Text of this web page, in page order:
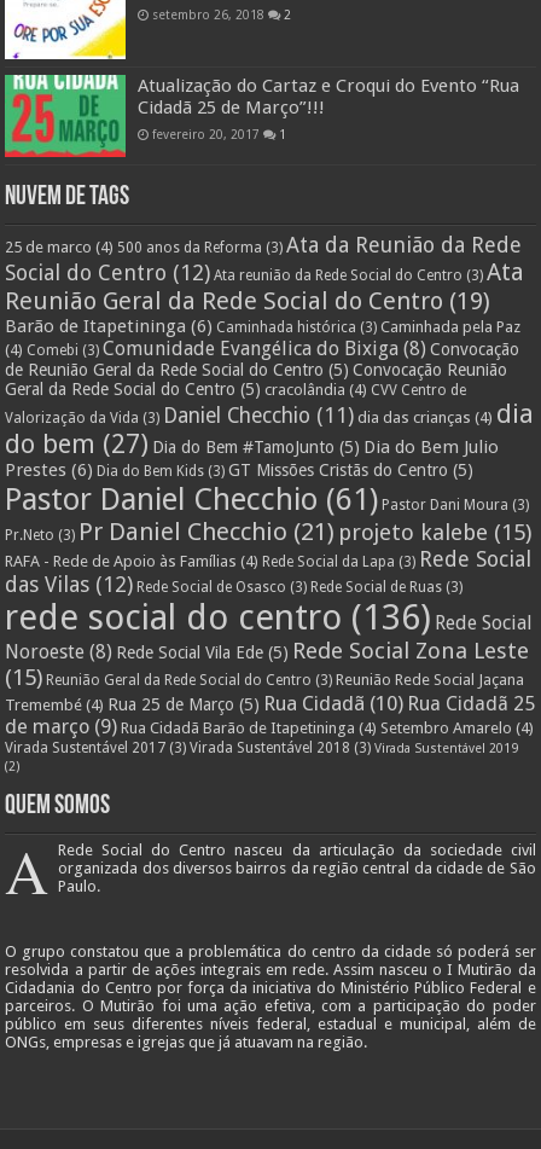
setembro 26, 2018 2
Atualização do Cartaz e Croqui do Evento “Rua
Cidadã 25 de Março”!!!
fevereiro 20, 2017 1
Nuvem de Tags
25 de marco (4) 500 anos da Reforma (3) Ata da Reunião da Rede
Social do Centro (12) Ata reunião da Rede Social do Centro (3) Ata
Reunião Geral da Rede Social do Centro (19)
Barão de Itapetininga (6) Caminhada histórica (3) Caminhada pela Paz
(4) Comebi (3) Comunidade Evangélica do Bixiga (8) Convocação
de Reunião Geral da Rede Social do Centro (5) Convocação Reunião
Geral da Rede Social do Centro (5) cracolândia (4) CVV Centro de
Valorização da Vida (3) Daniel Checchio (11) dia das crianças (4) dia
do bem (27) Dia do Bem #TamoJunto (5) Dia do Bem Julio
Prestes (6) Dia do Bem Kids (3) GT Missões Cristãs do Centro (5)
Pastor Daniel Checchio (61) Pastor Dani Moura (3)
Pr.Neto (3) Pr Daniel Checchio (21) projeto kalebe (15)
RAFA - Rede de Apoio às Famílias (4) Rede Social da Lapa (3) Rede Social
das Vilas (12) Rede Social de Osasco (3) Rede Social de Ruas (3)
rede social do centro (136) Rede Social
Noroeste (8) Rede Social Vila Ede (5) Rede Social Zona Leste
(15) Reunião Geral da Rede Social do Centro (3) Reunião Rede Social Jaçana
Tremembé (4) Rua 25 de Março (5) Rua Cidadã (10) Rua Cidadã 25
de março (9) Rua Cidadã Barão de Itapetininga (4) Setembro Amarelo (4)
Virada Sustentável 2017 (3) Virada Sustentável 2018 (3) Virada Sustentável 2019
(2)
Quem Somos
A Rede Social do Centro nasceu da articulação da sociedade civil
organizada dos diversos bairros da região central da cidade de São
Paulo.
O grupo constatou que a problemática do centro da cidade só poderá ser
resolvida a partir de ações integrais em rede. Assim nasceu o I Mutirão da
Cidadania do Centro por força da iniciativa do Ministério Público Federal e
parceiros. O Mutirão foi uma ação efetiva, com a participação do poder
público em seus diferentes níveis federal, estadual e municipal, além de
ONGs, empresas e igrejas que já atuavam na região.